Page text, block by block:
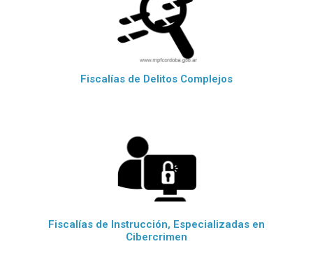
Fiscalías de Delitos Complejos
Fiscalías de Instrucción, Especializadas en
Cibercrimen